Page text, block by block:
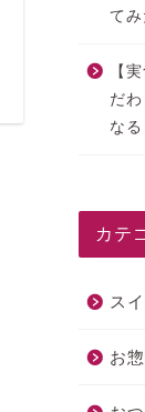
てみ
【
だ
なる
カテ
ス
お